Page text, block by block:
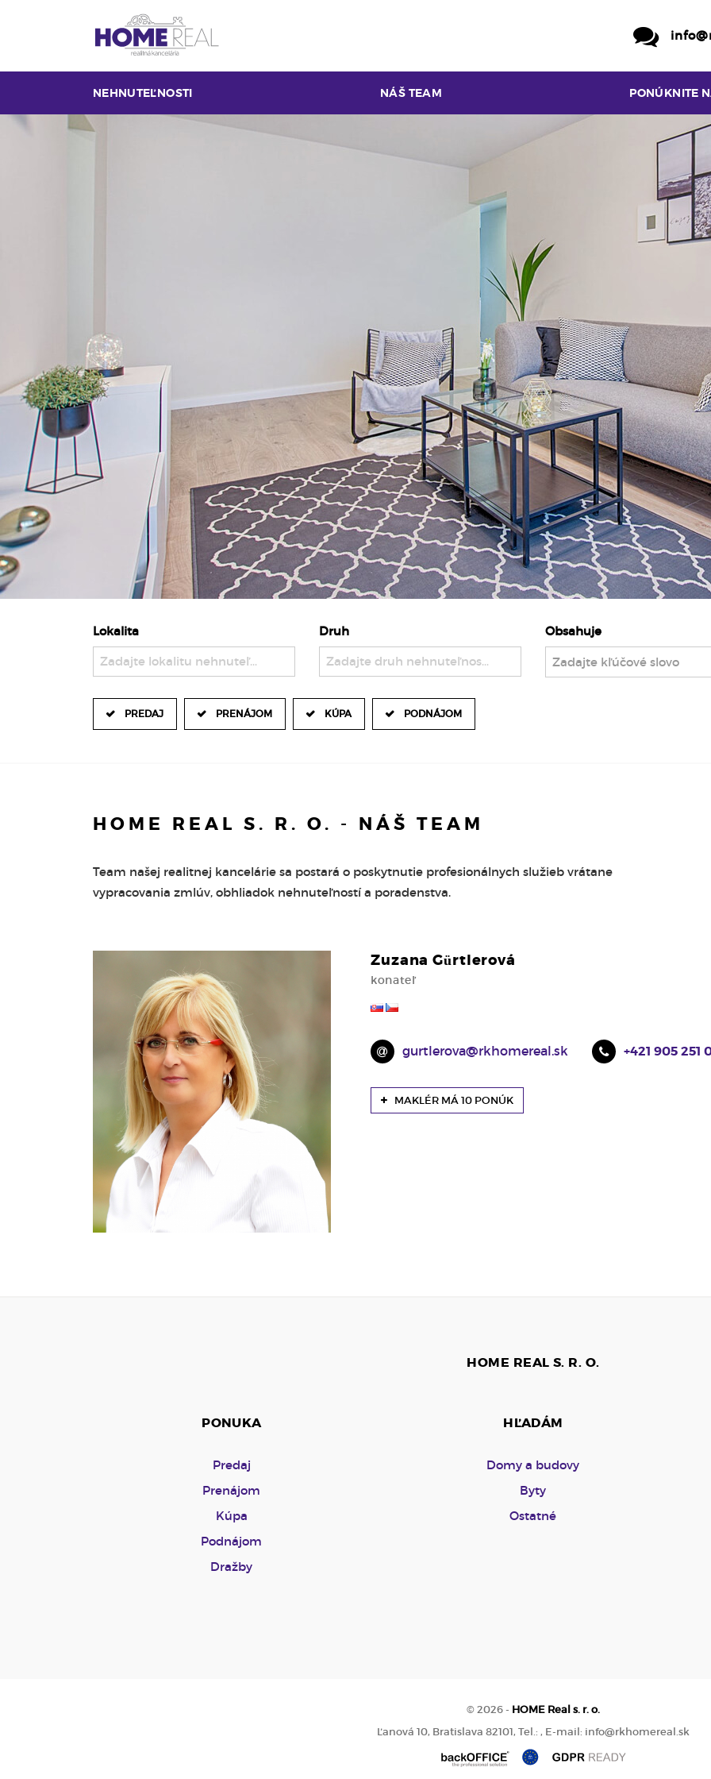
NEHNUTEĽNOSTI NÁŠ TEAM PONÚKNITE
Lokalita
Zadajte lokalitu nehnuteľnosti ..
Druh
Zadajte druh nehnuteľnosti ..
Obsahuje
PREDAJ PRENÁJOM KÚPA PODNÁJOM
HOME REAL S. R. O. - NÁŠ TEAM
Team našej realitnej kancelárie sa postará o poskytnutie profesionálnych služieb vrátane
vypracovania zmlúv, obhliadok nehnuteľností a poradenstva.
Zuzana Gürtlerová
konateľ
+421 905 251
gurtlerova@rkhomereal.sk
MAKLÉR MÁ 10 PONÚK
HOME REAL S. R. O.
PONUKA
Predaj
Prenájom
Kúpa
Podnájom
Dražby
HĽADÁM
Domy a budovy
Byty
Ostatné
© 2026 - HOME Real s. r. o.
Ľanová 10, Bratislava 82101, Tel.: , E-mail: info@rkhomereal.sk